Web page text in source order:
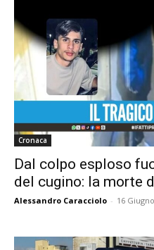
Cronaca
Dal colpo esploso
del cugino: la morte
Alessandro Caracciolo - 16